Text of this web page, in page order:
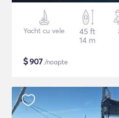
Yacht cu vele
45 ft
14 m
$907 /noapte